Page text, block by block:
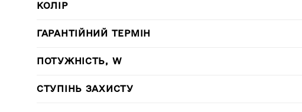
КОЛІР
ГАРАНТІЙНИЙ ТЕРМІН
ПОТУЖНІСТЬ, W
СТУПІНЬ ЗАХИСТУ